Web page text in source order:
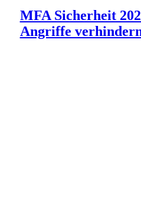
MFA Sicherheit
Angriffe